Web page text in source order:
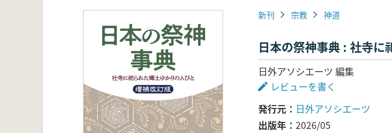
新刊 宗教 神道
日本の祭神事典 : 社寺
日外アソシエーツ 編集
レビューを書く
発行元
日外アソシエーツ
出版年
2026/05